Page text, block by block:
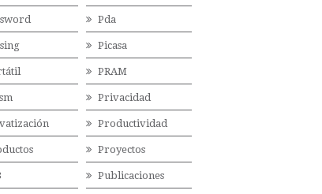
Pda
Picasa
PRAM
Privacidad
Productividad
Proyectos
Publicaciones